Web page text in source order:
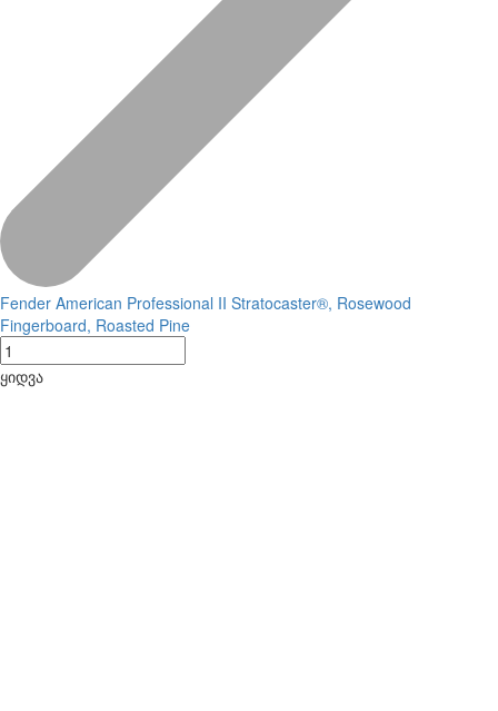
Fender American Professional II Stratocaster®, Rosewood
Fingerboard, Roasted Pine
ყიდვა